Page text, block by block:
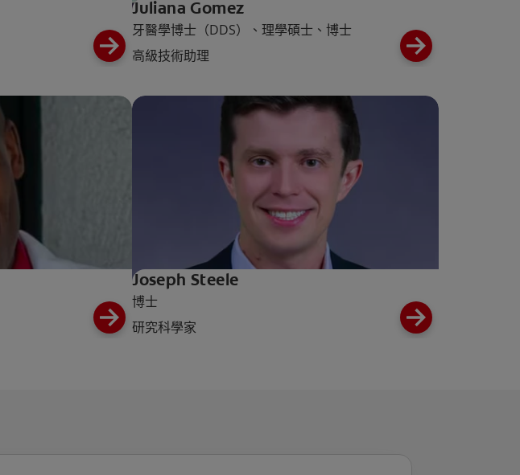
Juliana Gomez
牙醫學博士（DDS）、理學碩士、博士
高級技術助理
Joseph Steele
博士
研究科學家